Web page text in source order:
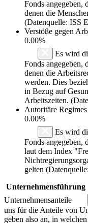
Fonds angegeben,
denen die
(Datenquelle: ISS
Verstöße gegen
0.00%
Es wird
Fonds angegeben,
denen die
werden. Dies
in Bezug auf
Arbeitszeiten.
Autoritäre Regimes
0.00%
Es wird
Fonds angegeben,
laut dem Index
gelten
Unternehmensführung
Unternehmensanteile
uns für die Anteile von
geben also an, in